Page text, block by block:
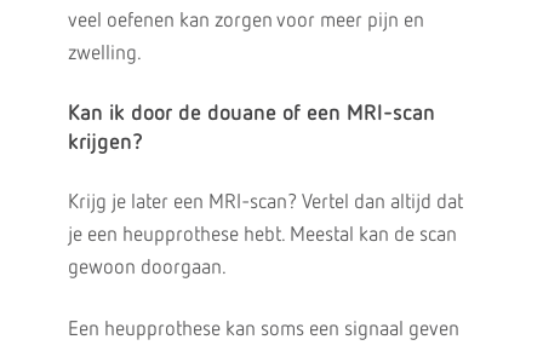
veel oefenen kan zorgen voor meer pijn en
zwelling.
Kan ik door de douane of een MRI-scan
krijgen?
Krijg je later een MRI-scan? Vertel dan altijd dat
je een heupprothese hebt. Meestal kan de scan
gewoon doorgaan.
Een heupprothese kan soms een signaal geven